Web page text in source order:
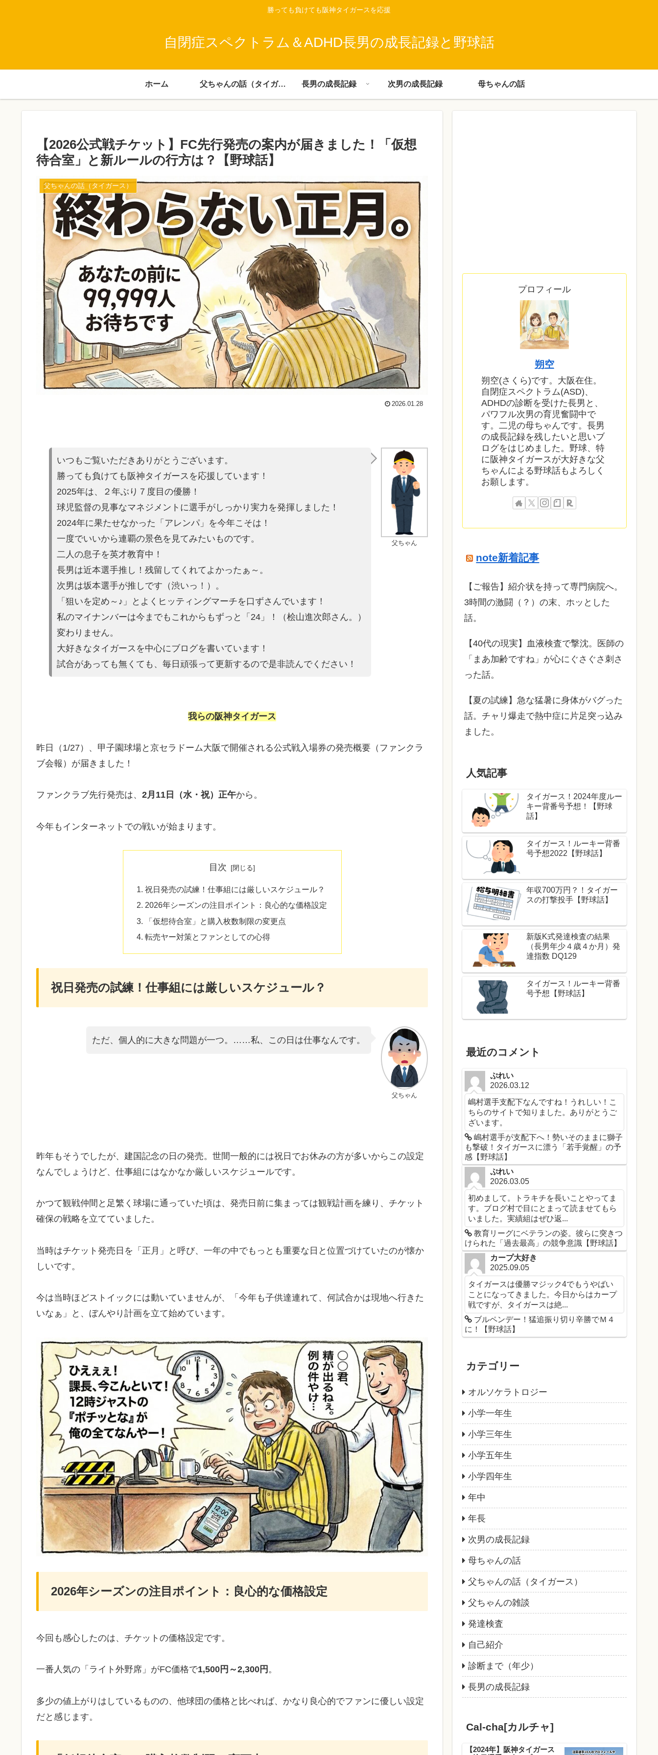
勝っても負けても阪神タイガースを応援
自閉症スペクトラム＆ADHD長男の成長記録と野球話
ホーム 父ちゃんの話（タイガース） 長男の成長記録 次男の成長記録 母ちゃんの話
【2026公式戦チケット】FC先行発売の案内が届きました！「仮想
待合室」と新ルールの行方は？【野球話】
父ちゃんの話（タイガース）
2026.01.28
父ちゃん
いつもご覧いただきありがとうございます。
勝っても負けても阪神タイガースを応援しています！
2025年は、２年ぶり７度目の優勝！
球児監督の見事なマネジメントに選手がしっかり実力を発揮しました！
2024年に果たせなかった「アレンパ」を今年こそは！
一度でいいから連覇の景色を見てみたいものです。
二人の息子を英才教育中！
長男は近本選手推し！残留してくれてよかったぁ～。
次男は坂本選手が推しです（渋いっ！）。
「狙いを定め～♪」とよくヒッティングマーチを口ずさんでいます！
私のマイナンバーは今までもこれからもずっと「24」！（桧山進次郎さん。）
変わりません。
大好きなタイガースを中心にブログを書いています！
試合があっても無くても、毎日頑張って更新するので是非読んでください！
我らの阪神タイガース
昨日（1/27）、甲子園球場と京セラドーム大阪で開催される公式戦入場券の発売概要（ファンクラ
ブ会報）が届きました！
​ファンクラブ先行発売は、 2月11日（水・祝）正午から。
今年もインターネットでの戦いが始まります。
目次
祝日発売の試練！仕事組には厳しいスケジュール？
2026年シーズンの注目ポイント：良心的な価格設定
「仮想待合室」と購入枚数制限の変更点
転売ヤー対策とファンとしての心得
祝日発売の試練！仕事組には厳しいスケジュール？
父ちゃん
ただ、個人的に大きな問題が一つ。……私、この日は仕事なんです。
昨年もそうでしたが、建国記念の日の発売。世間一般的には祝日でお休みの方が多いからこの設定
なんでしょうけど、仕事組にはなかなか厳しいスケジュールです。
​かつて観戦仲間と足繁く球場に通っていた頃は、発売日前に集まっては観戦計画を練り、チケット
確保の戦略を立てていました。
当時はチケット発売日を「正月」と呼び、一年の中でもっとも重要な日と位置づけていたのが懐か
しいです。
​今は当時ほどストイックには動いていませんが、「今年も子供達連れて、何試合かは現地へ行きた
いなぁ」と、ぼんやり計画を立て始めています。
2026年シーズンの注目ポイント：良心的な価格設定
今回も感心したのは、​チケットの価格設定です。
一番人気の「ライト外野席」がFC価格で1,500円～2,300円 。
多少の値上がりはしているものの、他球団の価格と比べれば、かなり良心的でファンに優しい設定
だと感じます。
プロフィール
朔空
朔空(さくら)です。大阪在住。
自閉症スペクトラム(ASD)、
ADHDの診断を受けた長男と、
パワフル次男の育児奮闘中で
す。二児の母ちゃんです。長男
の成長記録を残したいと思いブ
ログをはじめました。野球、特
に阪神タイガースが大好きな父
ちゃんによる野球話もよろしく
お願します。
note新着記事
​【ご報告】紹介状を持って専門病院へ。
3時間の激闘（？）の末、ホッとした
話。
【40代の現実】血液検査で撃沈。医師の
「まあ加齢ですね」が心にぐさぐさ刺さ
った話。
【夏の試練】急な猛暑に身体がバグった
話。チャリ爆走で熱中症に片足突っ込み
ました。
人気記事
タイガース！2024年度ルー
キー背番号予想！【野球
話】
タイガース！ルーキー背番
号予想2022【野球話】
年収700万円？！タイガー
スの打撃投手【野球話】
新版K式発達検査の結果
（長男年少４歳４か月）発
達指数 DQ129
タイガース！ルーキー背番
号予想【野球話】
最近のコメント
ぷれい
2026.03.12
嶋村選手支配下なんですね！うれしい！こ
ちらのサイトで知りました。ありがとうご
ざいます。
嶋村選手が支配下へ！勢いそのままに獅子
も撃破！タイガースに漂う「若手覚醒」の予
感【野球話】
ぷれい
2026.03.05
初めまして。トラキチを長いことやってま
す。ブログ村で目にとまって読ませてもら
いました。実績組はぜひ返...
教育リーグにベテランの姿。彼らに突きつ
けられた「過去最高」の競争意識【野球話】
カープ大好き
2025.09.05
タイガースは優勝マジック4でもうやばい
ことになってきました。今日からはカープ
戦ですが、タイガースは絶...
ブルペンデー！猛追振り切り辛勝でＭ４
に！【野球話】
カテゴリー
オルソケラトロジー
小学一年生
小学三年生
小学五年生
小学四年生
年中
年長
次男の成長記録
母ちゃんの話
父ちゃんの話（タイガース）
父ちゃんの雑談
発達検査
自己紹介
診断まで（年少）
長男の成長記録
Cal-cha[カルチャ]
【2024年】阪神タイガース